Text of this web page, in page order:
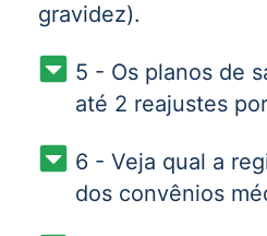
gravidez).
5 - Os planos de
até 2 reajustes
6 - Veja qual a
dos convênios